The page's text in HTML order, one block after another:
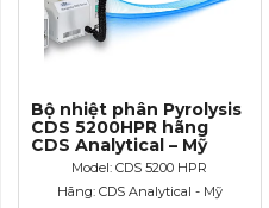
Bộ nhiệt phân Pyrolysis
CDS 5200HPR hãng
CDS Analytical – Mỹ
Model: CDS 5200 HPR
Hãng: CDS Analytical - Mỹ